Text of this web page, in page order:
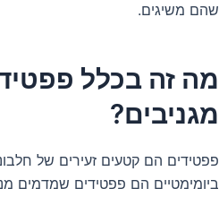
שהם משיגים.
מה זה בכלל
מגניבים?
פפטידים הם קטעים זעירים של
ביומימטיים הם פפטידים שמדמים